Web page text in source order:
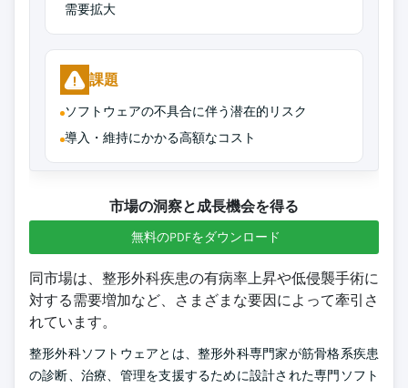
需要拡大
課題
ソフトウェアの不具合に伴う潜在的リスク
導入・維持にかかる高額なコスト
市場の洞察と成長機会を得る
無料のPDFをダウンロード
同市場は、整形外科疾患の有病率上昇や低侵襲手術に
対する需要増加など、さまざまな要因によって牽引さ
れています。
整形外科ソフトウェアとは、整形外科専門家が筋骨格系疾患
の診断、治療、管理を支援するために設計された専門ソフト